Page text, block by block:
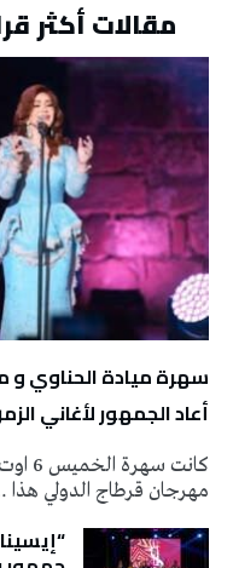
مقالات أكثر
سهرة ميادة الحناوي
أعاد الجمهور لأغاني
مهرجان قرطاج الدولي هذا